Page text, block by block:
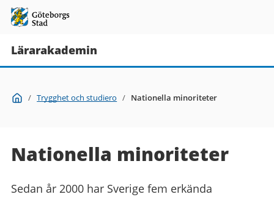
Lärarakademin
Du Start
/ Trygghet och studiero / Nationella minoriteter
Nationella minoriteter
Sedan år 2000 har Sverige fem erkända